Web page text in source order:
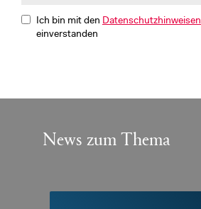
Ich bin mit den Datenschutzhinweisen
einverstanden
News zum Thema